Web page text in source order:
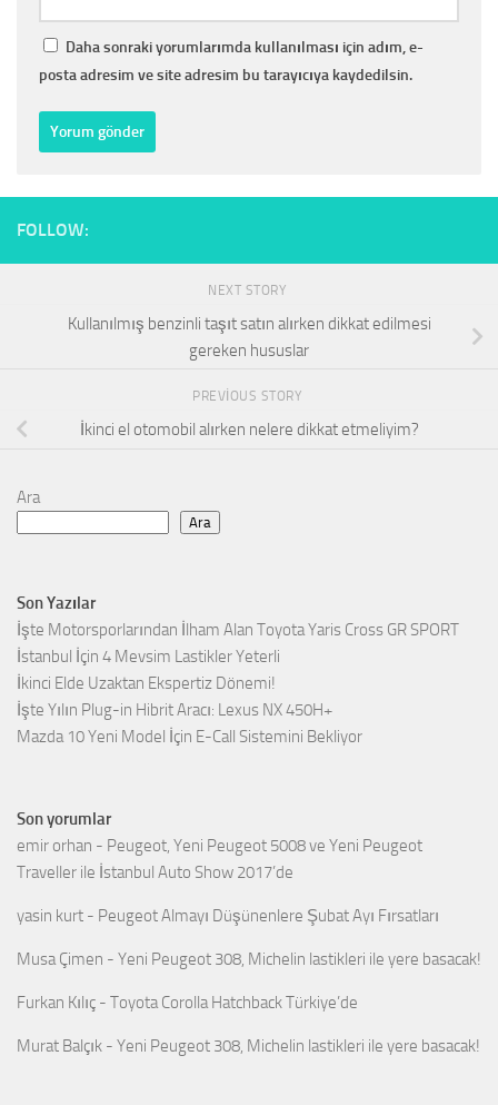
Daha sonraki yorumlarımda kullanılması için adım, e-
posta adresim ve site adresim bu tarayıcıya kaydedilsin.
FOLLOW:
NEXT STORY
Kullanılmış benzinli taşıt satın alırken dikkat edilmesi
gereken hususlar
PREVIOUS STORY
İkinci el otomobil alırken nelere dikkat etmeliyim?
Ara
Ara
Son Yazılar
İşte Motorsporlarından İlham Alan Toyota Yaris Cross GR SPORT
İstanbul İçin 4 Mevsim Lastikler Yeterli
İkinci Elde Uzaktan Ekspertiz Dönemi!
İşte Yılın Plug-in Hibrit Aracı: Lexus NX 450H+
Mazda 10 Yeni Model İçin E-Call Sistemini Bekliyor
Son yorumlar
emir orhan - Peugeot, Yeni Peugeot 5008 ve Yeni Peugeot
Traveller ile İstanbul Auto Show 2017’de
yasin kurt - Peugeot Almayı Düşünenlere Şubat Ayı Fırsatları
Musa Çimen - Yeni Peugeot 308, Michelin lastikleri ile yere basacak!
Furkan Kılıç - Toyota Corolla Hatchback Türkiye’de
Murat Balçık - Yeni Peugeot 308, Michelin lastikleri ile yere basacak!